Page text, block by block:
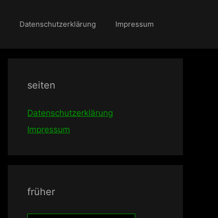
Datenschutzerklärung Impressum
seiten
Datenschutzerklärung
Impressum
früher